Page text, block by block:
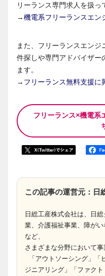
リーランス専門求人を扱っ
→機電系フリーランスエン
また、フリーランスエン
件探しや専門アドバイザー
ます。
→ フリーランス無料支援に
フリーランス×機電系
この記事の運営元：日
日総工産株式会社は、日
業、介護福祉事業、障が
など、
さまざまな分野において事
「アウトソーシング」「
ジニアリング」「ファク